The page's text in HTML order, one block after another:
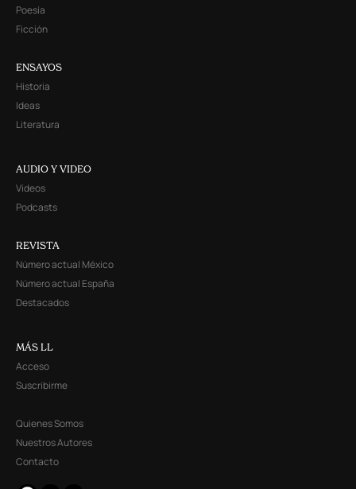
Poesía
Ficción
ENSAYOS
Historia
Ideas
Literatura
AUDIO Y VIDEO
Videos
Podcasts
REVISTA
Número actual México
Número actual España
Destacados
MÁS LL
Acceso
Suscribirme
Quienes Somos
Nuestros Autores
Contacto